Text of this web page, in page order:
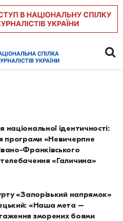
національної ідентичності:
програми «Невичерпне
Франківського
«Галичина»
«Запорізький напрямок»
«Наша мета –
зморених боями